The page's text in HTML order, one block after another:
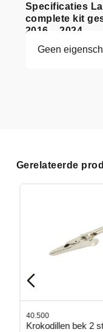
Specificaties
complete kit
2016 – 2024
Geen
Gerelateerde
40.500
Krokodillen bek 2